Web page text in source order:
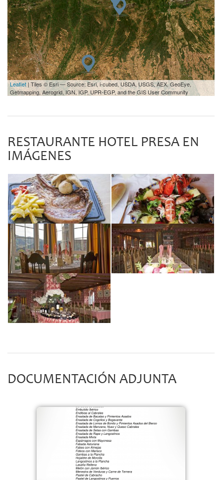
Leaflet | Tiles © Esri — Source: Esri, i-cubed, USDA, USGS, AEX, GeoEye,
Getmapping, Aerogrid, IGN, IGP, UPR-EGP, and the GIS User Community
RESTAURANTE HOTEL PRESA EN
IMÁGENES
DOCUMENTACIÓN ADJUNTA